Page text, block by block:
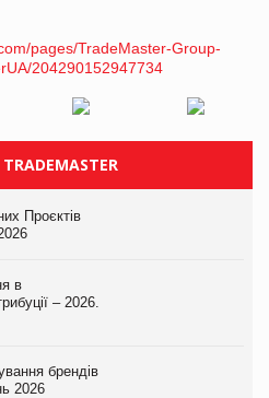
Проєктів
в
– 2026.
брендів
2026